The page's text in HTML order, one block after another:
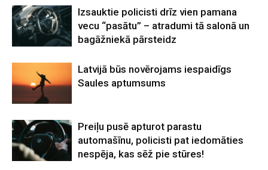
Izsauktie policisti drīz vien pamana
vecu “pasātu” – atradumi tā salonā un
bagāžniekā pārsteidz
Latvijā būs novērojams iespaidīgs
Saules aptumsums
Preiļu pusē apturot parastu
automašīnu, policisti pat iedomāties
nespēja, kas sēž pie stūres!